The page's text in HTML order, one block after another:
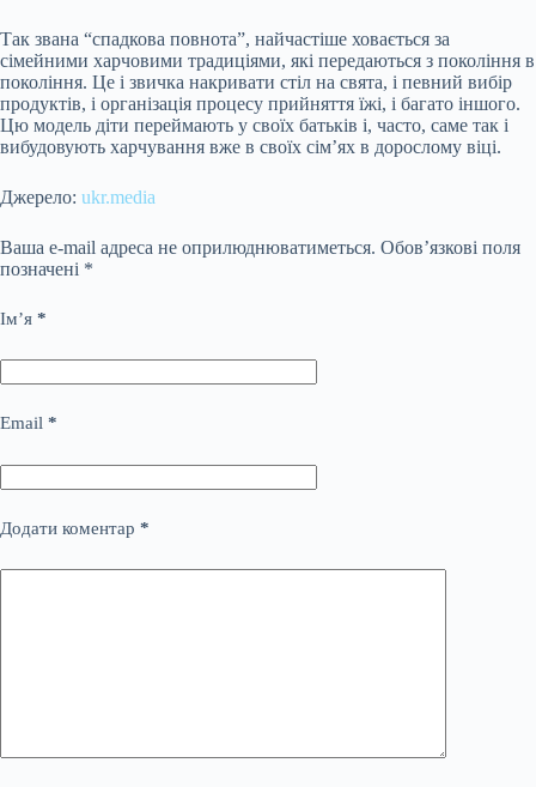
Так звана “спадкова повнота”, найчастіше ховається за
сімейними харчовими традиціями, які передаються з покоління в
покоління. Це і звичка накривати стіл на свята, і певний вибір
продуктів, і організація процесу прийняття їжі, і багато іншого.
Цю модель діти переймають у своїх батьків і, часто, саме так і
вибудовують харчування вже в своїх сім’ях в дорослому віці.
Джерело: ukr.media
Ваша e-mail адреса не оприлюднюватиметься. Обов’язкові поля
позначені *
Ім’я *
Email *
Додати коментар *